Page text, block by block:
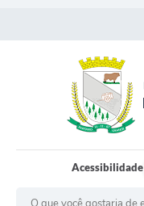
Acessibilidade